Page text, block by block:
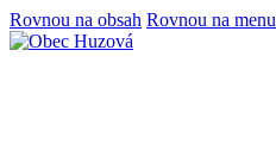
Rovnou na obsah Rovnou na menu